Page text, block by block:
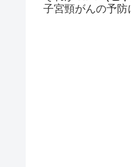
子宮頸がんの予防